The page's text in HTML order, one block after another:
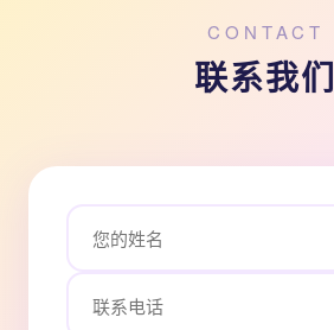
CONTACT
联系我们